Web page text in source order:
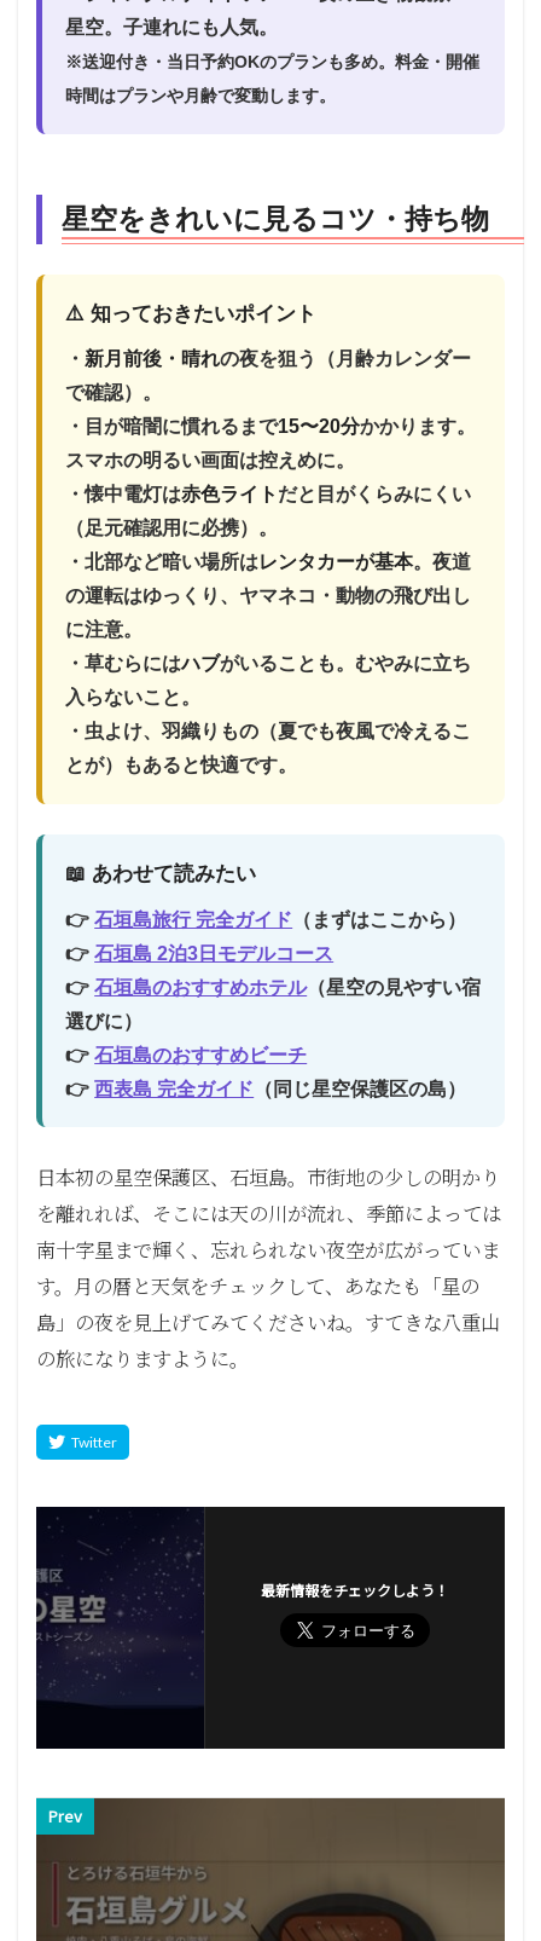
星空。子連れにも人気。
※送迎付き・当日予約OKのプランも多め。料金・開催
時間はプランや月齢で変動します。
星空をきれいに見るコツ・持ち物
⚠️ 知っておきたいポイント
・ 新月前後・晴れの夜を狙う（月齢カレンダー
で確認）。
・目が暗闇に慣れるまで15〜20分かかります。
スマホの明るい画面は控えめに。
・懐中電灯は赤色ライト だと目がくらみにくい
（足元確認用に必携）。
・北部など暗い場所はレンタカーが基本。夜道
の運転はゆっくり、ヤマネコ・動物の飛び出し
に注意。
・草むらにはハブがいることも。むやみに立ち
入らないこと。
・虫よけ、羽織りもの（夏でも夜風で冷えるこ
とが）もあると快適です。
📖 あわせて読みたい
👉石垣島旅行 完全ガイド （まずはここから）
👉石垣島 2泊3日モデルコース
👉石垣島のおすすめホテル（星空の見やすい宿
選びに）
👉石垣島のおすすめビーチ
👉西表島 完全ガイド （同じ星空保護区の島）
日本初の星空保護区、石垣島。市街地の少しの明かり
を離れれば、そこには天の川が流れ、季節によっては
南十字星まで輝く、忘れられない夜空が広がっていま
す。月の暦と天気をチェックして、あなたも「星の
島」の夜を見上げてみてくださいね。すてきな八重山
の旅になりますように。
最新情報をチェックしよう！
Prev